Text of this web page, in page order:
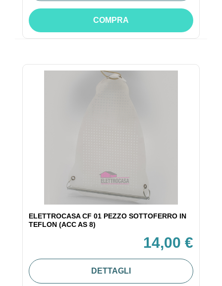
COMPRA
ELETTROCASA CF 01 PEZZO SOTTOFERRO IN
TEFLON (ACC AS 8)
14,00 €
DETTAGLI